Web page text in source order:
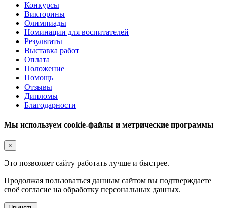
Конкурсы
Викторины
Олимпиады
Номинации для воспитателей
Результаты
Выставка работ
Оплата
Положение
Помощь
Отзывы
Дипломы
Благодарности
Мы используем cookie-файлы и метрические программы
×
Это позволяет сайту работать лучше и быстрее.
Продолжая пользоваться данным сайтом вы подтверждаете
своё согласие на обработку персональных данных.